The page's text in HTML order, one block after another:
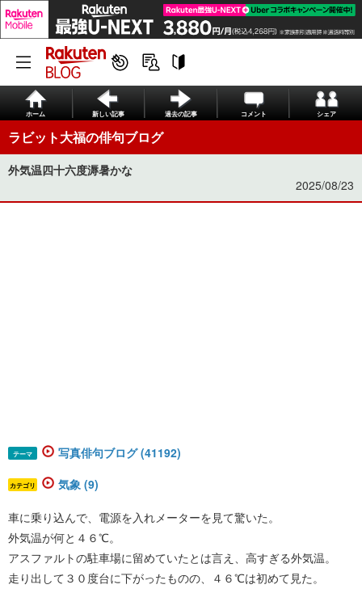
ホーム 新しい記事 過去の記事 コメント シェア
ラビット大福の俳句ブログ
外気温四十六度溽暑かな
2025/08/23
テーマ 写真俳句ブログ (41192)
カテゴリ 気象 (9)
車に乗り込んで、電源を入れメーターを見て驚いた。
外気温が何と４６℃。
アスファルトの駐車場に留めていたとは言え、高すぎる外気温。
走り出して３０度台に下がったものの、４６℃は初めて見た。